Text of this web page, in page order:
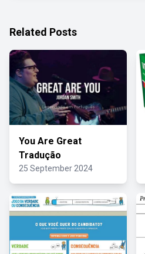
Related Posts
You Are Great
Tradução
25 September 2024